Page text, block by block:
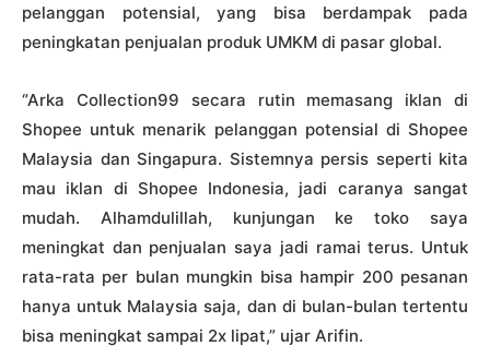
pelanggan potensial, yang bisa berdampak pada
peningkatan penjualan produk UMKM di pasar global.
“Arka Collection99 secara rutin memasang iklan di
Shopee untuk menarik pelanggan potensial di Shopee
Malaysia dan Singapura. Sistemnya persis seperti kita
mau iklan di Shopee Indonesia, jadi caranya sangat
mudah. Alhamdulillah, kunjungan ke toko saya
meningkat dan penjualan saya jadi ramai terus. Untuk
rata-rata per bulan mungkin bisa hampir 200 pesanan
hanya untuk Malaysia saja, dan di bulan-bulan tertentu
bisa meningkat sampai 2x lipat,” ujar Arifin.